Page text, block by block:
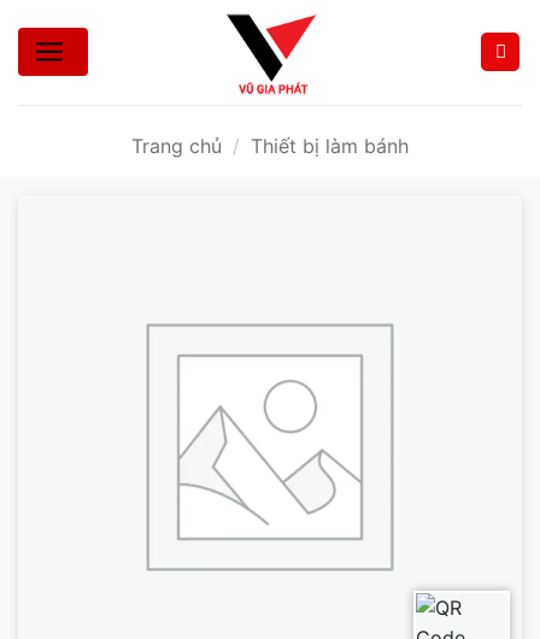
nội
Trang chủ / Thiết bị làm bánh